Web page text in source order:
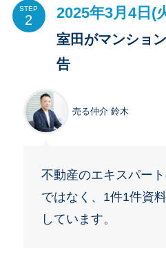
STEP 2025年3月4日(
室田がマンショ
告
売る仲介 鈴木
不動産のエキスパー
ではなく、1件1件資
しています。